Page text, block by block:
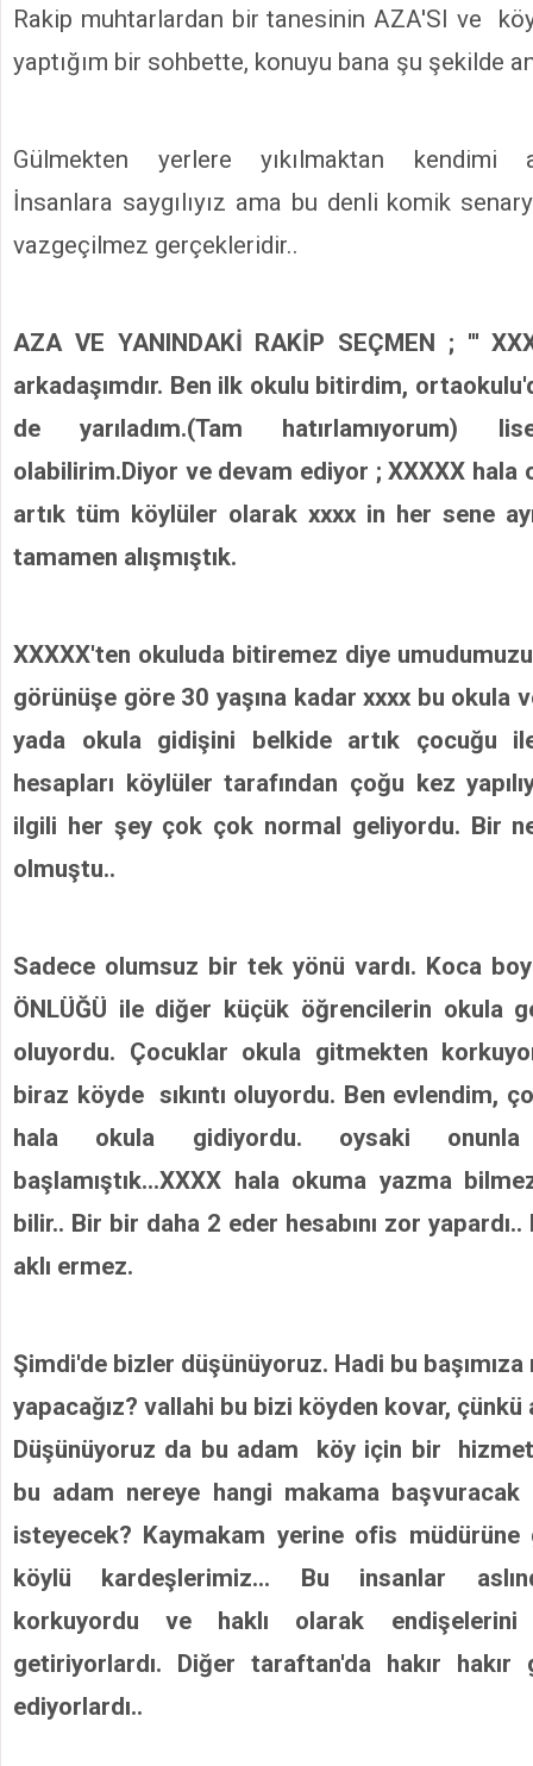
Rakip muhtarlardan bir tanesinin AZA'SI ve
yaptığım bir sohbette, konuyu bana şu şekilde
Gülmekten yerlere yıkılmaktan kendimi
İnsanlara saygılıyız ama bu denli komik
vazgeçilmez gerçekleridir..
AZA VE YANINDAKİ RAKİP SEÇMEN ; '''
arkadaşımdır. Ben ilk okulu bitirdim,
de yarıladım.(Tam
olabilirim.Diyor ve devam ediyor ; XXXXX hala
artık tüm köylüler olarak xxxx in her sene
tamamen alışmıştık.
XXXXX'ten okuluda bitiremez diye
görünüşe göre 30 yaşına kadar xxxx bu okula
yada okula gidişini belkide artık çocuğu
hesapları köylüler tarafından çoğu kez
ilgili her şey çok çok normal geliyordu. Bir
olmuştu..
Sadece olumsuz bir tek yönü vardı. Koca
ÖNLÜĞÜ ile diğer küçük öğrencilerin okula
oluyordu. Çocuklar okula gitmekten
biraz köyde sıkıntı oluyordu. Ben evlendim,
hala okula gidiyordu. oysaki
başlamıştık...XXXX hala okuma yazma
bilir.. Bir bir daha 2 eder hesabını zor
aklı ermez.
Şimdi'de bizler düşünüyoruz. Hadi bu
yapacağız? vallahi bu bizi köyden kovar, çünkü
Düşünüyoruz da bu adam köy için bir hizmet
bu adam nereye hangi makama
isteyecek? Kaymakam yerine ofis müdürüne
köylü kardeşlerimiz... Bu insanlar
korkuyordu ve haklı olarak
getiriyorlardı. Diğer taraftan'da hakır hakır
ediyorlardı..